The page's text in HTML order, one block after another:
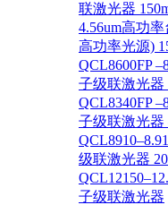
联激光器
4.56um高功
高功率光源)
QCL8600FP
子级联激光器
QCL8340FP
子级联激光器
级联激光器
子级联激光器